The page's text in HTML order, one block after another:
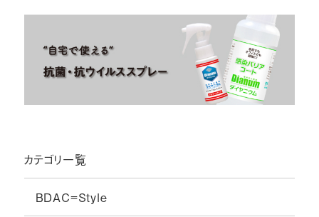
カテゴリ一覧
BDAC=Style